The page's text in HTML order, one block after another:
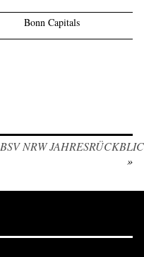
Bonn Capitals
BSV NRW
»